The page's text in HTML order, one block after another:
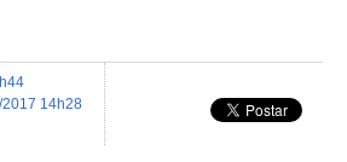
2017 14h28